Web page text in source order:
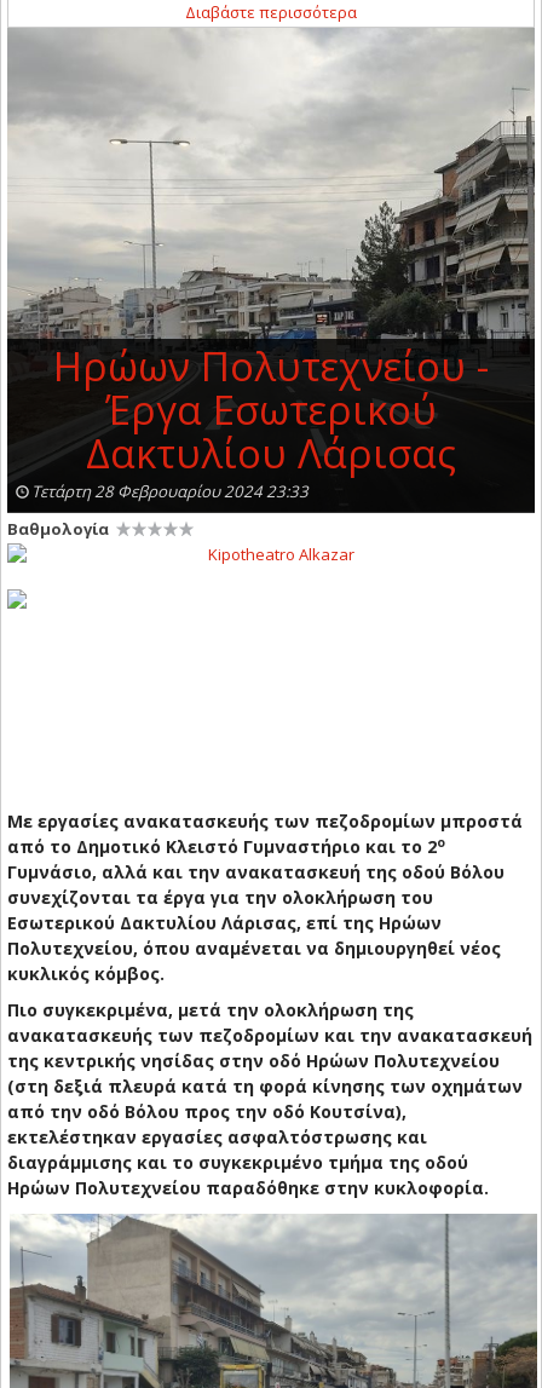
Διαβάστε περισσότερα
Ηρώων Πολυτεχνείου -
Έργα Εσωτερικού
Δακτυλίου Λάρισας
Τετάρτη 28 Φεβρουαρίου 2024 23:33
Βαθμολογία
Με εργασίες ανακατασκευής των πεζοδρομίων μπροστά
από το Δημοτικό Κλειστό Γυμναστήριο και το 2ο
Γυμνάσιο, αλλά και την ανακατασκευή της οδού Βόλου
συνεχίζονται τα έργα για την ολοκλήρωση του
Εσωτερικού Δακτυλίου Λάρισας, επί της Ηρώων
Πολυτεχνείου, όπου αναμένεται να δημιουργηθεί νέος
κυκλικός κόμβος.
Πιο συγκεκριμένα, μετά την ολοκλήρωση της
ανακατασκευής των πεζοδρομίων και την ανακατασκευή
της κεντρικής νησίδας στην οδό Ηρώων Πολυτεχνείου
(στη δεξιά πλευρά κατά τη φορά κίνησης των οχημάτων
από την οδό Βόλου προς την οδό Κουτσίνα),
εκτελέστηκαν εργασίες ασφαλτόστρωσης και
διαγράμμισης και το συγκεκριμένο τμήμα της οδού
Ηρώων Πολυτεχνείου παραδόθηκε στην κυκλοφορία.